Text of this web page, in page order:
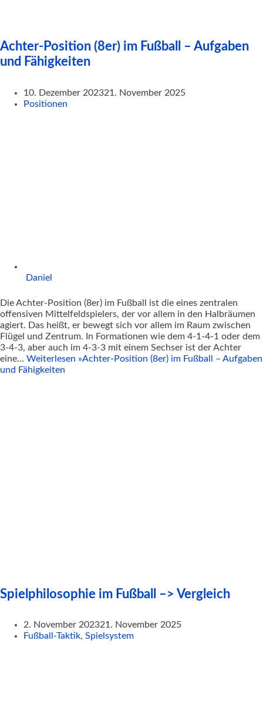
Achter-Position (8er) im Fußball – Aufgaben
und Fähigkeiten
10. Dezember 202321. November 2025
Positionen
Daniel
Die Achter-Position (8er) im Fußball ist die eines zentralen
offensiven Mittelfeldspielers, der vor allem in den Halbräumen
agiert. Das heißt, er bewegt sich vor allem im Raum zwischen
Flügel und Zentrum. In Formationen wie dem 4-1-4-1 oder dem
3-4-3, aber auch im 4-3-3 mit einem Sechser ist der Achter
eine… Weiterlesen »Achter-Position (8er) im Fußball – Aufgaben
und Fähigkeiten
Spielphilosophie im Fußball –> Vergleich
2. November 202321. November 2025
Fußball-Taktik, Spielsystem